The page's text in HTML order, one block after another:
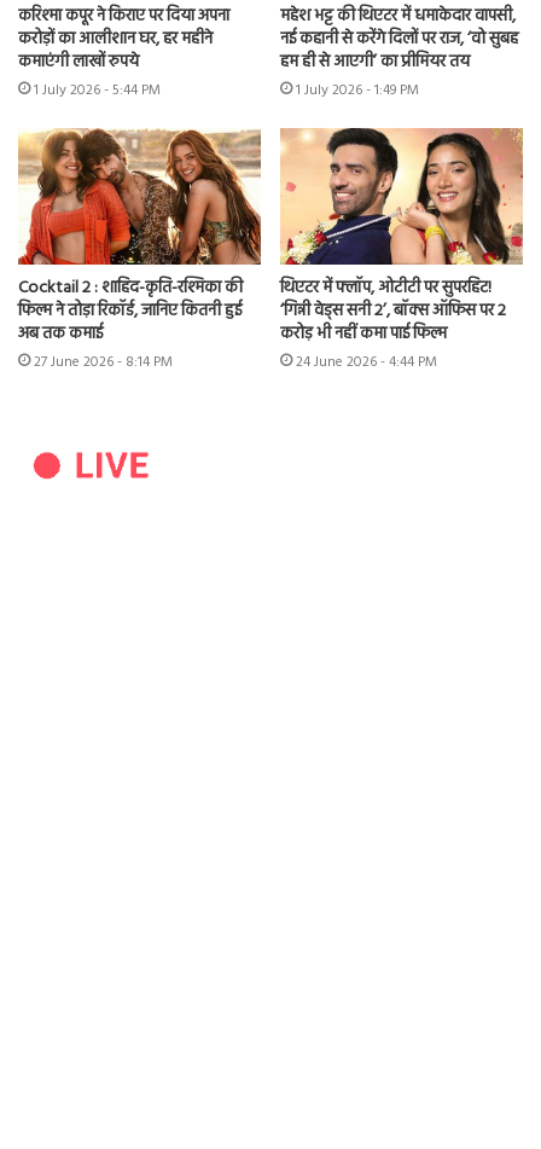
करिश्मा कपूर ने किराए पर दिया अपना
करोड़ों का आलीशान घर, हर महीने
कमाएंगी लाखों रुपये
1 July 2026 - 5:44 PM
महेश भट्ट की थिएटर में धमाकेदार वापसी,
नई कहानी से करेंगे दिलों पर राज, ‘वो सुबह
हम ही से आएगी’ का प्रीमियर तय
1 July 2026 - 1:49 PM
Cocktail 2 : शाहिद-कृति-रश्मिका की
फिल्म ने तोड़ा रिकॉर्ड, जानिए कितनी हुई
अब तक कमाई
27 June 2026 - 8:14 PM
थिएटर में फ्लॉप, ओटीटी पर सुपरहिट!
‘गिन्नी वेड्स सनी 2’, बॉक्स ऑफिस पर 2
करोड़ भी नहीं कमा पाई फिल्म
24 June 2026 - 4:44 PM